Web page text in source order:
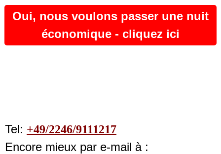
Oui, nous voulons passer une nuit
économique - cliquez ici
Tel: +49/2246/9111217
Encore mieux par e-mail à :